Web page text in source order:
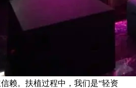
赖。扶植过程中，我们是“轻资